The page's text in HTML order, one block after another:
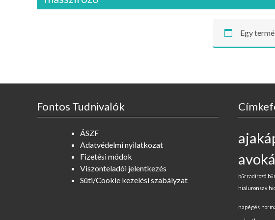
Egy
Fontos Tudnivalók
ÁSZF
Adatvédelmi nyilatkozat
Fizetési módok
Viszonteladói jelentkezés
Süti/Cookie kezelési szabályzat
bőrradírozó
hialuronsav
napégés